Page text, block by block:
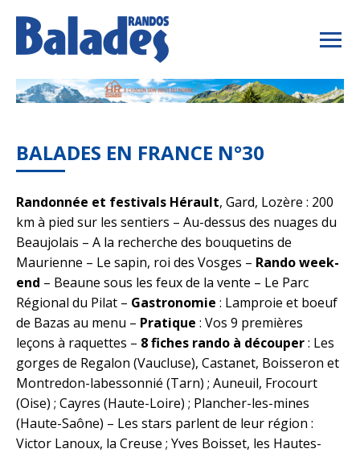
BALADES EN FRANCE N°30
Randonnée et festivals Hérault, Gard, Lozère : 200
km à pied sur les sentiers – Au-dessus des nuages du
Beaujolais – A la recherche des bouquetins de
Maurienne – Le sapin, roi des Vosges – Rando week-
end – Beaune sous les feux de la vente – Le Parc
Régional du Pilat – Gastronomie : Lamproie et boeuf
de Bazas au menu – Pratique : Vos 9 premières
leçons à raquettes – 8 fiches rando à découper: Les
gorges de Regalon (Vaucluse), Castanet, Boisseron et
Montredon-labessonnié (Tarn) ; Auneuil, Frocourt
(Oise) ; Cayres (Haute-Loire) ; Plancher-les-mines
(Haute-Saône) – Les stars parlent de leur région :
Victor Lanoux, la Creuse ; Yves Boisset, les Hautes-